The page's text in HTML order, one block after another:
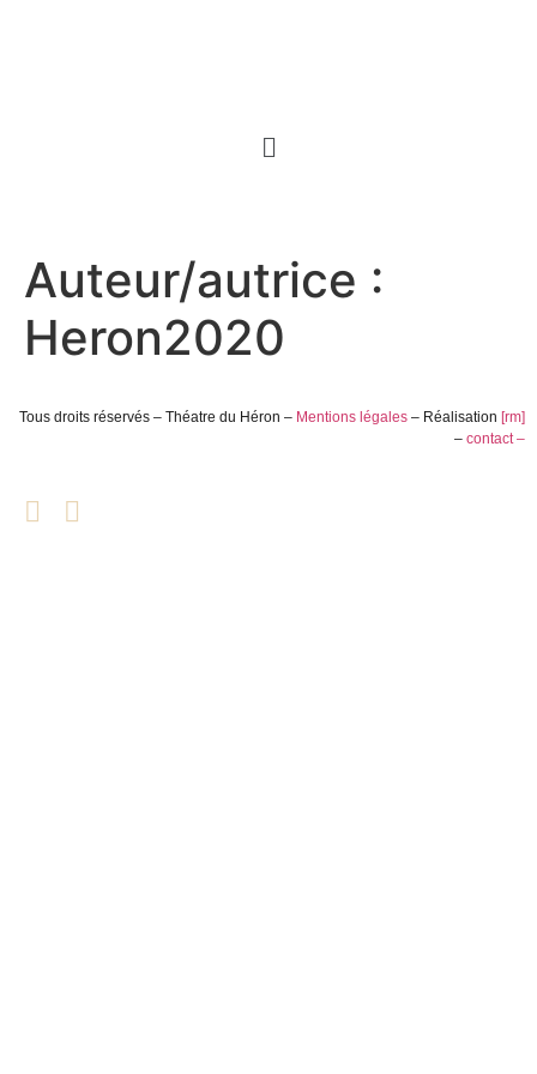
Auteur/autrice :
Heron2020
Tous droits réservés – Théatre du Héron – Mentions légales – Réalisation [rm]
– contact –